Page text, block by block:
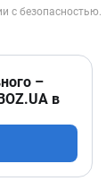
–
в